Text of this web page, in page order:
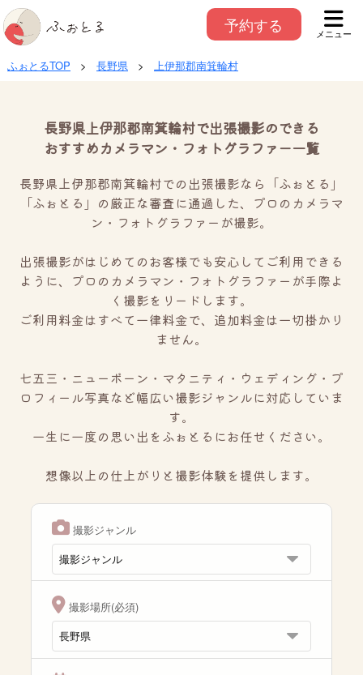
予約する メニュー
ふぉとるTOP > 長野県 > 上伊那郡南箕輪村
長野県上伊那郡南箕輪村で出張撮影のできる
おすすめカメラマン・フォトグラファー一覧
長野県上伊那郡南箕輪村での出張撮影なら「ふぉとる」
「ふぉとる」の厳正な審査に通過した、プロのカメラマ
ン・フォトグラファーが撮影。
出張撮影がはじめてのお客様でも安心してご利用できる
ように、プロのカメラマン・フォトグラファーが手際よ
く撮影をリードします。
ご利用料金はすべて一律料金で、追加料金は一切掛かり
ません。
七五三・ニューボーン・マタニティ・ウェディング・プ
ロフィール写真など幅広い撮影ジャンルに対応していま
す。
一生に一度の思い出をふぉとるにお任せください。
想像以上の仕上がりと撮影体験を提供します。
撮影ジャンル
撮影場所(必須)